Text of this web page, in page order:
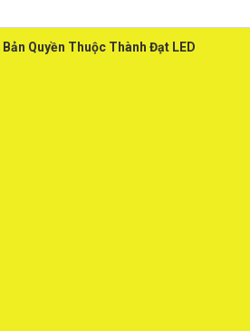
Bản Quyền Thuộc Thành Đạt LED